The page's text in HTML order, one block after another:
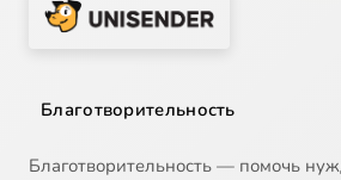
Благотворительность
Благотворительность — помочь